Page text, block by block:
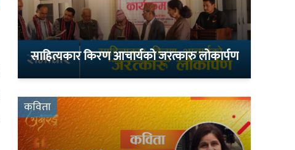
साहित्यकार किरण आचार्यको जरत्कारु लोकार्पण
कविता